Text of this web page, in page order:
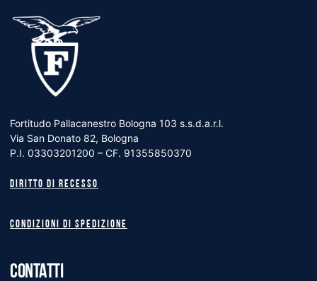
Fortitudo Pallacanestro Bologna 103 s.s.d.a.r.l.
Via San Donato 82, Bologna
P.I. 03303201200 – CF. 91355850370
Diritto di recesso
Condizioni di spedizione
CONTATTI